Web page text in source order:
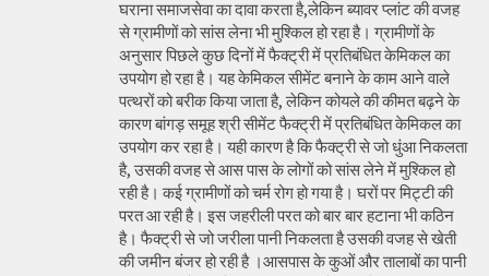
घराना समाजसेवा का दावा करता है,लेकिन ब्यावर प्लांट की वजह
से ग्रामीणों को सांस लेना भी मुश्किल हो रहा है। ग्रामीणों के
अनुसार पिछले कुछ दिनों में फैक्ट्री में प्रतिबंधित केमिकल का
उपयोग हो रहा है। यह केमिकल सीमेंट बनाने के काम आने वाले
पत्थरों को बरीक किया जाता है, लेकिन कोयले की कीमत बढ़ने के
कारण बांगड़ समूह श्री सीमेंट फैक्ट्री में प्रतिबंधित केमिकल का
उपयोग कर रहा है। यही कारण है कि फैक्ट्री से जो धुंआ निकलता
है, उसकी वजह से आस पास के लोगों को सांस लेने में मुश्किल हो
रही है। कई ग्रामीणों को चर्म रोग हो गया है। घरों पर मिट्टी की
परत आ रही है। इस जहरीली परत को बार बार हटाना भी कठिन
है। फैक्ट्री से जो जरीला पानी निकलता है उसकी वजह से खेती
की जमीन बंजर हो रही है ।आसपास के कुओं और तालाबों का पानी